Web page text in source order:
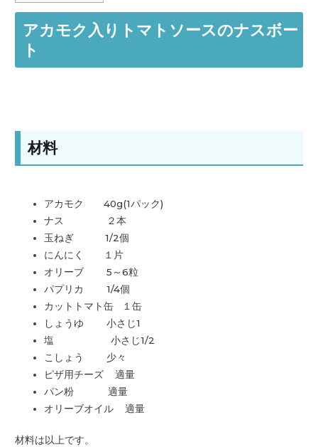
アカモク入りトマトソースのナスボー
ト
材料
アカモク 40g(1パック)
ナス ２本
玉ねぎ 1/2個
にんにく １片
オリーブ 5～6粒
パプリカ 1/4個
カットトマト缶 １缶
しょうゆ 小さじ1
塩 小さじ1/2
こしょう 少々
ピザ用チーズ 適量
パン粉 適量
オリーブオイル 適量
材料は以上です。